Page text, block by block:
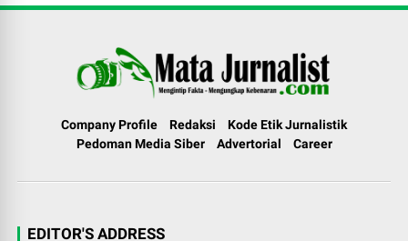
Company Profile Redaksi
Kode Etik Jurnalistik
Pedoman Media Siber
Advertorial Career
EDITOR'S ADDRESS